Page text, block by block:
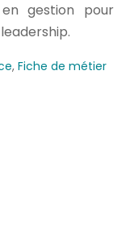
gestion pour
, Fiche de métier